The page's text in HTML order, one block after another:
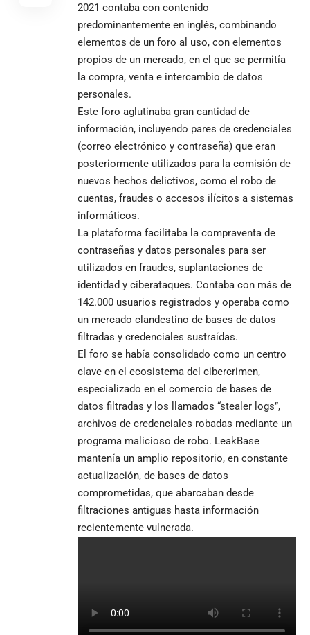
2021 contaba con contenido
predominantemente en inglés, combinando
elementos de un foro al uso, con elementos
propios de un mercado, en el que se permitía
la compra, venta e intercambio de datos
personales.
Este foro aglutinaba gran cantidad de
información, incluyendo pares de credenciales
(correo electrónico y contraseña) que eran
posteriormente utilizados para la comisión de
nuevos hechos delictivos, como el robo de
cuentas, fraudes o accesos ilícitos a sistemas
informáticos.
La plataforma facilitaba la compraventa de
contraseñas y datos personales para ser
utilizados en fraudes, suplantaciones de
identidad y ciberataques. Contaba con más de
142.000 usuarios registrados y operaba como
un mercado clandestino de bases de datos
filtradas y credenciales sustraídas.
El foro se había consolidado como un centro
clave en el ecosistema del cibercrimen,
especializado en el comercio de bases de
datos filtradas y los llamados “stealer logs”,
archivos de credenciales robadas mediante un
programa malicioso de robo. LeakBase
mantenía un amplio repositorio, en constante
actualización, de bases de datos
comprometidas, que abarcaban desde
filtraciones antiguas hasta información
recientemente vulnerada.